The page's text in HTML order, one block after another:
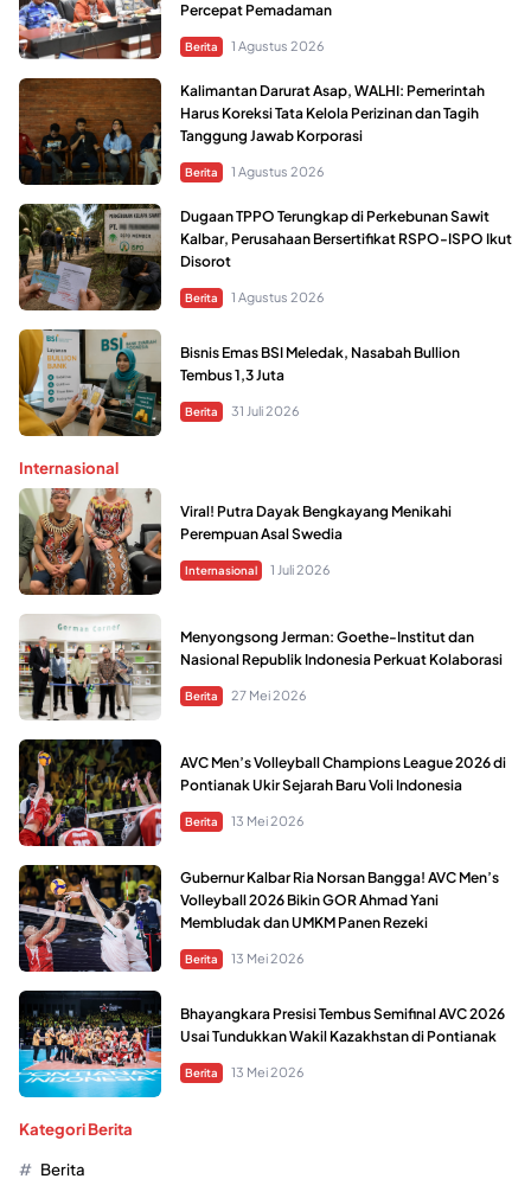
Percepat Pemadaman
Berita 1 Agustus 2026
Kalimantan Darurat Asap, WALHI: Pemerintah
Harus Koreksi Tata Kelola Perizinan dan Tagih
Tanggung Jawab Korporasi
Berita 1 Agustus 2026
Dugaan TPPO Terungkap di Perkebunan Sawit
Kalbar, Perusahaan Bersertifikat RSPO-ISPO Ikut
Disorot
Berita 1 Agustus 2026
Bisnis Emas BSI Meledak, Nasabah Bullion
Tembus 1,3 Juta
Berita 31 Juli 2026
Internasional
Viral! Putra Dayak Bengkayang Menikahi
Perempuan Asal Swedia
Internasional 1 Juli 2026
Menyongsong Jerman: Goethe-Institut dan
Nasional Republik Indonesia Perkuat Kolaborasi
Berita 27 Mei 2026
AVC Men’s Volleyball Champions League 2026 di
Pontianak Ukir Sejarah Baru Voli Indonesia
Berita 13 Mei 2026
Gubernur Kalbar Ria Norsan Bangga! AVC Men’s
Volleyball 2026 Bikin GOR Ahmad Yani
Membludak dan UMKM Panen Rezeki
Berita 13 Mei 2026
Bhayangkara Presisi Tembus Semifinal AVC 2026
Usai Tundukkan Wakil Kazakhstan di Pontianak
Berita 13 Mei 2026
Kategori Berita
Berita